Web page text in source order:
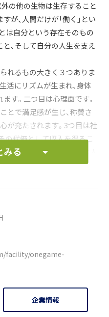
の他の生物は生存すること
が、人間だけが「働く」とい
とは自分という存在そのもの
、そして自分の人生を支え
られるもの大きく３つありま
活にリズムが生まれ、身体
す。二つ目は心理面です。
とで満足感が生じ、称賛さ
が充たされます。3つ目は社
の代価として収入を得るこ
うに「働く」ということは人
要な根幹となっているとも
的な営みを制限されてい
はさまざまな夢があり、それ
も多くいます。わたしたち
それぞれがもっている個
ためのスキルを習得できる
てくれる仲間をいま募集し
に夢を夢で終わらせない人
きることを楽しみお待ちし
みる
facility/onegame-
企業情報